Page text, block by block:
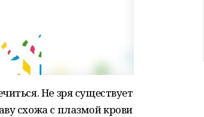
Не зря существует
схожа с плазмой крови